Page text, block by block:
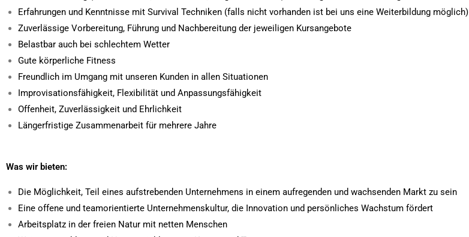
Erfahrungen und Kenntnisse mit Survival Techniken (falls nicht vorhanden ist bei uns eine Weiterbildung möglich)
Zuverlässige Vorbereitung, Führung und Nachbereitung der jeweiligen Kursangebote
Belastbar auch bei schlechtem Wetter
Gute körperliche Fitness
Freundlich im Umgang mit unseren Kunden in allen Situationen
Improvisationsfähigkeit, Flexibilität und Anpassungsfähigkeit
Offenheit, Zuverlässigkeit und Ehrlichkeit
Längerfristige Zusammenarbeit für mehrere Jahre
Was wir bieten:
Die Möglichkeit, Teil eines aufstrebenden Unternehmens in einem aufregenden und wachsenden Markt zu sein
Eine offene und teamorientierte Unternehmenskultur, die Innovation und persönliches Wachstum fördert
Arbeitsplatz in der freien Natur mit netten Menschen